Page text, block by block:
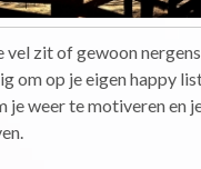
vel zit of gewoon
om op je eigen happy
je weer te motiveren en